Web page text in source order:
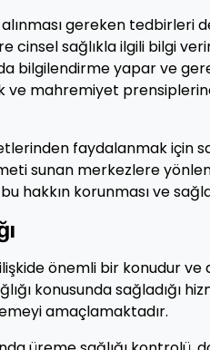
gereken tedbirleri
cinsel sağlıkla ilgili bilgi
bilgilendirme yapar ve
ve mahremiyet
faydalanmak için
sunan merkezlere
hakkın korunması ve
ilişkide önemli bir konudur
konusunda sağladığı
amaçlamaktadır.